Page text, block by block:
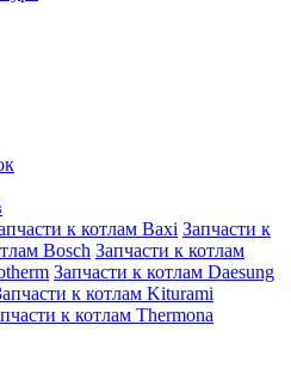
к котлам Baxi Запчасти к
Bosch Запчасти к котлам
Запчасти к котлам Daesung
к котлам Kiturami
к котлам Thermona